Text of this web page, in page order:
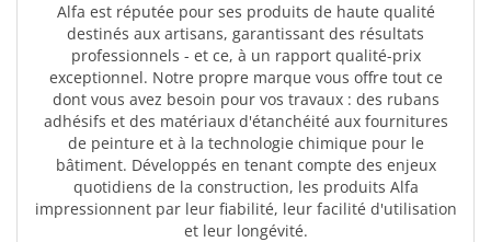
Alfa est réputée pour ses produits de haute qualité
destinés aux artisans, garantissant des résultats
professionnels - et ce, à un rapport qualité-prix
exceptionnel. Notre propre marque vous offre tout ce
dont vous avez besoin pour vos travaux : des rubans
adhésifs et des matériaux d'étanchéité aux fournitures
de peinture et à la technologie chimique pour le
bâtiment. Développés en tenant compte des enjeux
quotidiens de la construction, les produits Alfa
impressionnent par leur fiabilité, leur facilité d'utilisation
et leur longévité.